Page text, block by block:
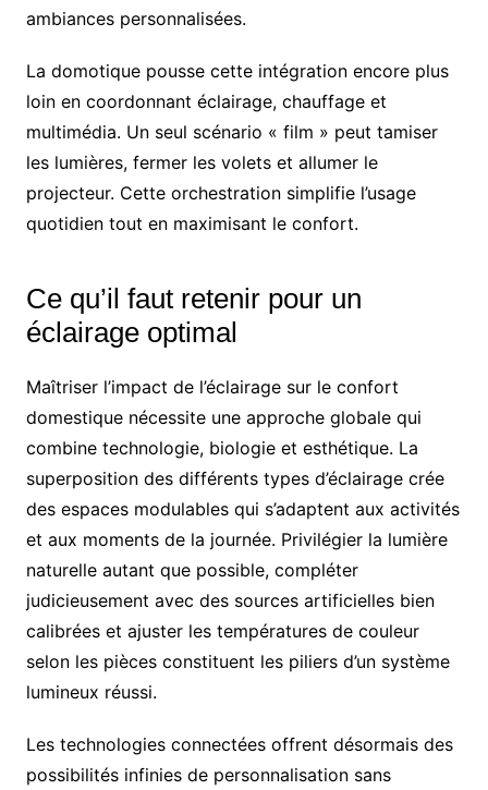
ambiances personnalisées.
La domotique pousse cette intégration encore plus
loin en coordonnant éclairage, chauffage et
multimédia. Un seul scénario « film » peut tamiser
les lumières, fermer les volets et allumer le
projecteur. Cette orchestration simplifie l’usage
quotidien tout en maximisant le confort.
Ce qu’il faut retenir pour un
éclairage optimal
Maîtriser l’impact de l’éclairage sur le confort
domestique nécessite une approche globale qui
combine technologie, biologie et esthétique. La
superposition des différents types d’éclairage crée
des espaces modulables qui s’adaptent aux activités
et aux moments de la journée. Privilégier la lumière
naturelle autant que possible, compléter
judicieusement avec des sources artificielles bien
calibrées et ajuster les températures de couleur
selon les pièces constituent les piliers d’un système
lumineux réussi.
Les technologies connectées offrent désormais des
possibilités infinies de personnalisation sans